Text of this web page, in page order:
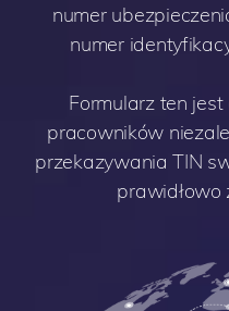
numer
numer
Formularz ten
pracowników
przekazywania TIN
prawidłowo